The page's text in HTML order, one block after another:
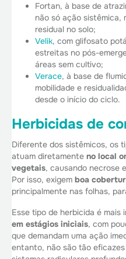
Fortan, à base de
não só ação sistêmica,
residual no solo;
Velik, com glifosato
estreitas no pós-
áreas sem cultivo;
Verace, à base de
mobilidade e
desde o início do ciclo.
Herbicidas de
Diferente dos sistêmicos, os
atuam diretamente no local
vegetais, causando necrose
Por isso, exigem boa
principalmente nas folhas,
Esse tipo de herbicida é mais
em estágios iniciais, com
que demandam uma ação
entanto, não são tão